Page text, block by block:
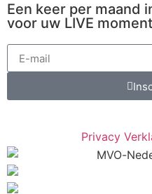
Een keer per maand
voor uw LIVE
Privacy